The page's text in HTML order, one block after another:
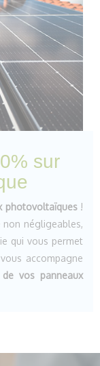
sur
photovoltaïques!
non négligeables,
qui vous permet
accompagne
vos panneaux